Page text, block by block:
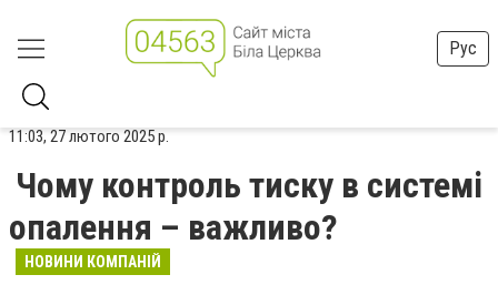
Рус
11:03, 27 лютого 2025 р.
Чому контроль тиску в системі
опалення – важливо?
НОВИНИ КОМПАНІЙ